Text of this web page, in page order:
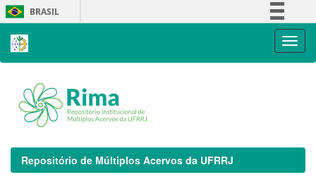
Skip
navigation
BRASIL
Repositório de Múltiplos Acervos da UFRRJ